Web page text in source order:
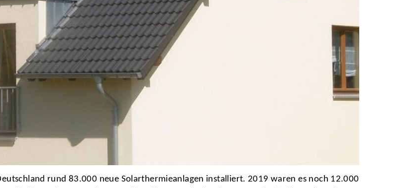
rund 83.000 neue Solarthermieanlagen installiert. 2019 waren es noch 12.000